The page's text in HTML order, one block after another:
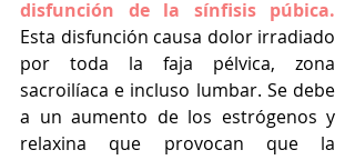
Esta disfunción causa dolor irradiado
por toda la faja pélvica, zona
sacroilíaca e incluso lumbar. Se debe
a un aumento de los estrógenos y
relaxina que provocan que la